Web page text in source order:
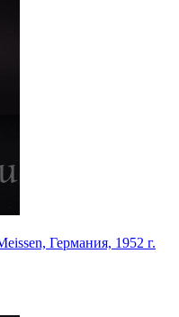
Германия, 1952 г.